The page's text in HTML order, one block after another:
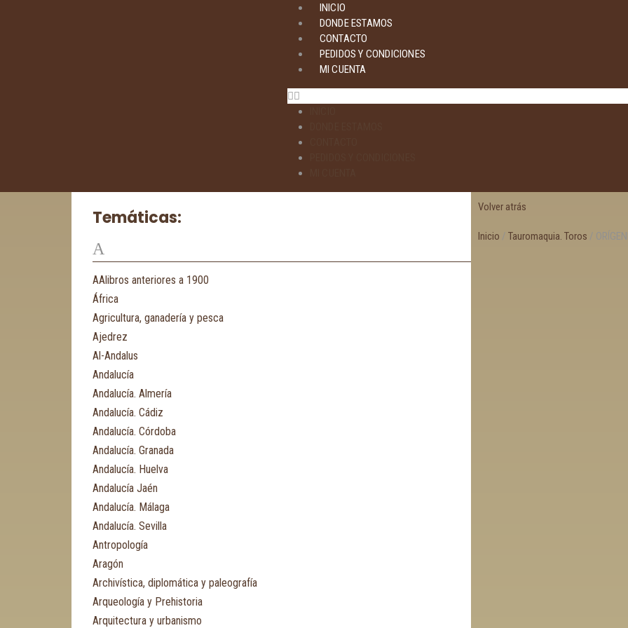
INICIO
DONDE ESTAMOS
CONTACTO
PEDIDOS Y CONDICIONES
MI CUENTA
Temáticas:
A
AAlibros anteriores a 1900
África
Agricultura, ganadería y pesca
Ajedrez
Al-Andalus
Andalucía
Andalucía. Almería
Andalucía. Cádiz
Andalucía. Córdoba
Andalucía. Granada
Andalucía. Huelva
Andalucía Jaén
Andalucía. Málaga
Andalucía. Sevilla
Antropología
Aragón
Archivística, diplomática y paleografía
Arqueología y Prehistoria
Arquitectura y urbanismo
Volver atrás
Inicio / Tauromaquia. Toros /